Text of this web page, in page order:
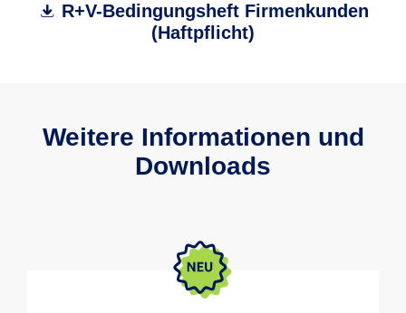
R+V-Bedingungsheft Firmenkunden
(Haftpflicht)
Weitere Informationen und
Downloads